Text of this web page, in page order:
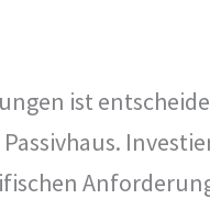
ist